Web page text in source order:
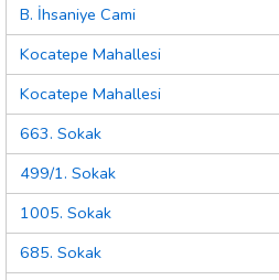
B. İhsaniye Cami
Kocatepe Mahallesi
Kocatepe Mahallesi
663. Sokak
499/1. Sokak
1005. Sokak
685. Sokak